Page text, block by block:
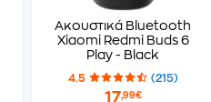
Ακουστικά Bluetooth
Xiaomi Redmi Buds 6
Play - Black
4.5 (215)
17,99€